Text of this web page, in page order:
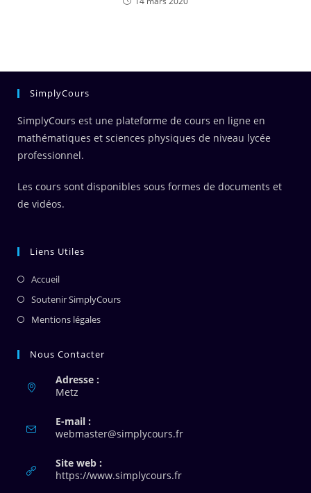
SimplyCours
SimplyCours est une plateforme de cours en ligne en
mathématiques et sciences physiques de niveau lycée
professionnel.
Les cours sont disponibles sous formes de documents et
de vidéos.
Liens Utiles
Accueil
Soutenir SimplyCours
Mentions légales
Nous Contacter
Adresse :
Metz
E-mail :
webmaster@simplycours.frS’ouvre
Site web :
https://www.simplycours.fr